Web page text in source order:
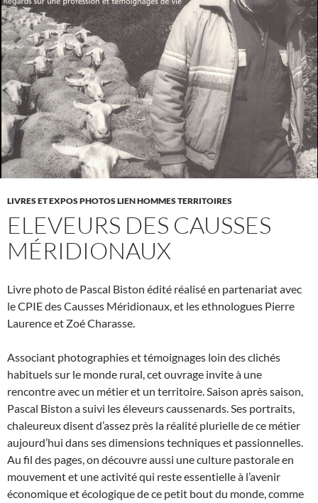
LIVRES ET EXPOS PHOTOS LIEN HOMMES TERRITOIRES
ELEVEURS DES CAUSSES
MÉRIDIONAUX
Livre photo de Pascal Biston édité réalisé en partenariat avec
le CPIE des Causses Méridionaux, et les ethnologues Pierre
Laurence et Zoé Charasse.
Associant photographies et témoignages loin des clichés
habituels sur le monde rural, cet ouvrage invite à une
rencontre avec un métier et un territoire. Saison après saison,
Pascal Biston a suivi les éleveurs caussenards. Ses portraits,
chaleureux disent d’assez près la réalité plurielle de ce métier
aujourd’hui dans ses dimensions techniques et passionnelles.
Au fil des pages, on découvre aussi une culture pastorale en
mouvement et une activité qui reste essentielle à l’avenir
économique et écologique de ce petit bout du monde, comme